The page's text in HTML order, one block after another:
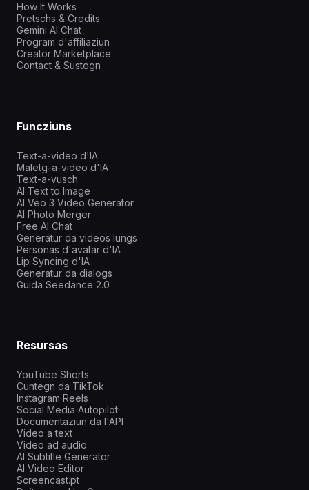
How It Works
Pretschs & Credits
Gemini AI Chat
Program d'affiliaziun
Creator Marketplace
Contact & Sustegn
Funcziuns
Text-a-video d'IA
Maletg-a-video d'IA
Text-a-vusch
AI Text to Image
AI Veo 3 Video Generator
AI Photo Merger
Free AI Chat
Generatur da videos lungs
Personas d'avatar d'IA
Lip Syncing d'IA
Generatur da dialogs
Guida Seedance 2.0
Resursas
YouTube Shorts
Cuntegn da TikTok
Instagram Reels
Social Media Autopilot
Documentaziun da l'API
Video a text
Video ad audio
AI Subtitle Generator
AI Video Editor
Screencast.pt